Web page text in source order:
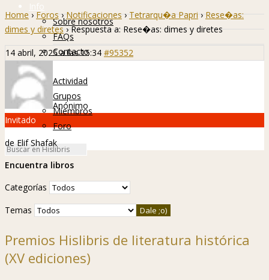
Info
Sobre nosotros
FAQs
Contacto
Hislibreños
Actividad
Grupos
Miembros
Foro
Home › Foros › Notificaciones › Tetrarqu�a Papri › Rese�as:
dimes y diretes › Respuesta a: Rese�as: dimes y diretes
14 abril, 2025 a las 15:34 #95352
Anónimo
Invitado
de Elif Shafak
Encuentra libros
Categorías
Temas
Premios Hislibris de literatura histórica
(XV ediciones)